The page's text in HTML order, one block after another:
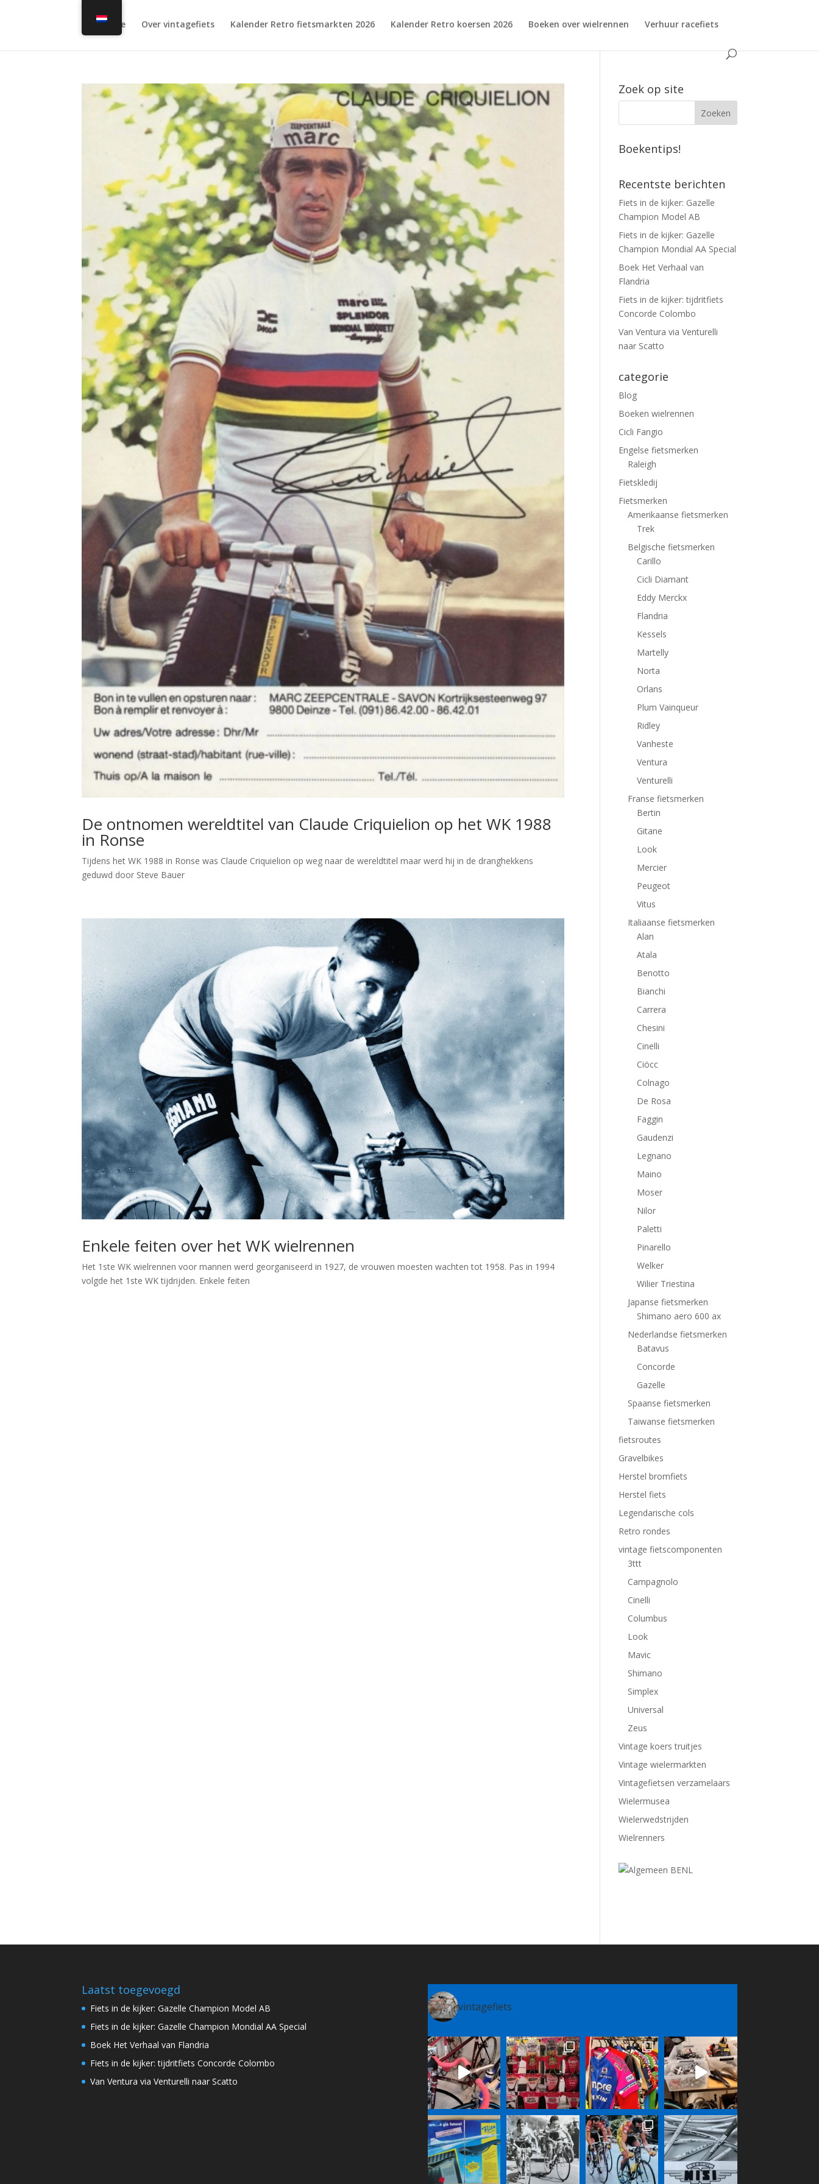
Home Over vintagefiets Kalender Retro fietsmarkten 2026 Kalender Retro koersen 2026 Boeken over wielrennen Verhuur racefiets
De ontnomen wereldtitel van Claude Criquielion op het WK 1988
in Ronse
Tijdens het WK 1988 in Ronse was Claude Criquielion op weg naar de wereldtitel maar werd hij in de dranghekkens
geduwd door Steve Bauer
Enkele feiten over het WK wielrennen
Het 1ste WK wielrennen voor mannen werd georganiseerd in 1927, de vrouwen moesten wachten tot 1958. Pas in 1994
volgde het 1ste WK tijdrijden. Enkele feiten
Zoek op site
Boekentips!
Recentste berichten
Fiets in de kijker: Gazelle
Champion Model AB
Fiets in de kijker: Gazelle
Champion Mondial AA Special
Boek Het Verhaal van
Flandria
Fiets in de kijker: tijdritfiets
Concorde Colombo
Van Ventura via Venturelli
naar Scatto
categorie
Blog
Boeken wielrennen
Cicli Fangio
Engelse fietsmerken
Raleigh
Fietskledij
Fietsmerken
Amerikaanse fietsmerken
Trek
Belgische fietsmerken
Carillo
Cicli Diamant
Eddy Merckx
Flandria
Kessels
Martelly
Norta
Orlans
Plum Vainqueur
Ridley
Vanheste
Ventura
Venturelli
Franse fietsmerken
Bertin
Gitane
Look
Mercier
Peugeot
Vitus
Italiaanse fietsmerken
Alan
Atala
Benotto
Bianchi
Carrera
Chesini
Cinelli
Ciöcc
Colnago
De Rosa
Faggin
Gaudenzi
Legnano
Maino
Moser
Nilor
Paletti
Pinarello
Welker
Wilier Triestina
Japanse fietsmerken
Shimano aero 600 ax
Nederlandse fietsmerken
Batavus
Concorde
Gazelle
Spaanse fietsmerken
Taiwanse fietsmerken
fietsroutes
Gravelbikes
Herstel bromfiets
Herstel fiets
Legendarische cols
Retro rondes
vintage fietscomponenten
3ttt
Campagnolo
Cinelli
Columbus
Look
Mavic
Shimano
Simplex
Universal
Zeus
Vintage koers truitjes
Vintage wielermarkten
Vintagefietsen verzamelaars
Wielermusea
Wielerwedstrijden
Wielrenners
Laatst toegevoegd
Fiets in de kijker: Gazelle Champion Model AB
Fiets in de kijker: Gazelle Champion Mondial AA Special
Boek Het Verhaal van Flandria
Fiets in de kijker: tijdritfiets Concorde Colombo
Van Ventura via Venturelli naar Scatto
vintagefiets